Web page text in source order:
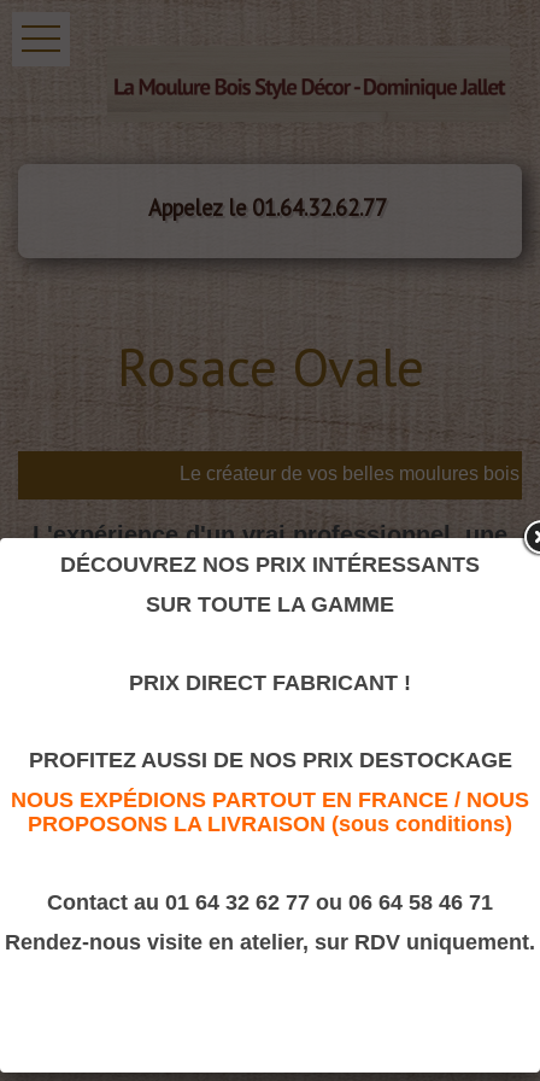
Appelez le 01.64.32.62.77
Rosace Ovale
L'expérience d'un vrai professionnel, une
valeur sûre.
Motifs décoratifs Bois & Résine> Bois
DÉCOUVREZ NOS PRIX INTÉRESSANTS
SUR TOUTE LA GAMME
PRIX DIRECT FABRICANT !
PROFITEZ AUSSI DE NOS PRIX DESTOCKAGE
NOUS EXPÉDIONS PARTOUT EN FRANCE / NOUS
PROPOSONS LA LIVRAISON (sous conditions)
Contact au 01 64 32 62 77 ou 06 64 58 46 71
Rendez-nous visite en atelier, sur RDV uniquement.